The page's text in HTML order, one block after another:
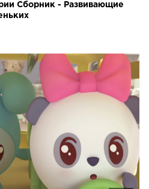
Сборник - Развивающие